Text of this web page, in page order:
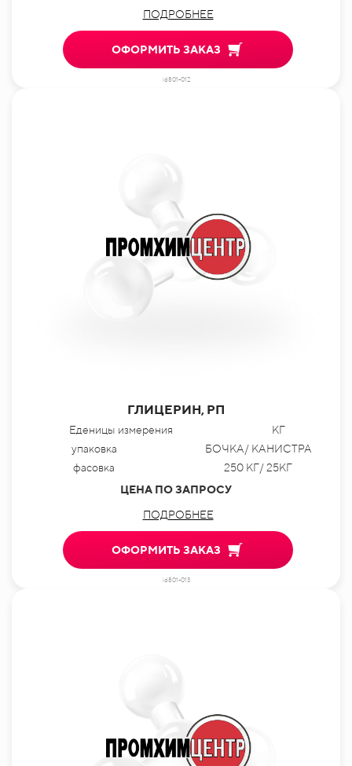
ПОДРОБНЕЕ
ОФОРМИТЬ ЗАКАЗ
id801-012
ГЛИЦЕРИН, РП
Еденицы измерения
КГ
упаковка
БОЧКА/ КАНИСТРА
фасовка
250 КГ/ 25КГ
ЦЕНА ПО ЗАПРОСУ
ПОДРОБНЕЕ
ОФОРМИТЬ ЗАКАЗ
id801-013